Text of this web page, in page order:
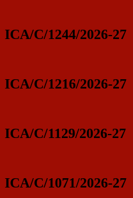
ICA/C/1244/2026-27
ICA/C/1216/2026-27
ICA/C/1129/2026-27
ICA/C/1071/2026-27